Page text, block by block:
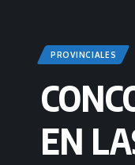
PROVINCIALES
EN